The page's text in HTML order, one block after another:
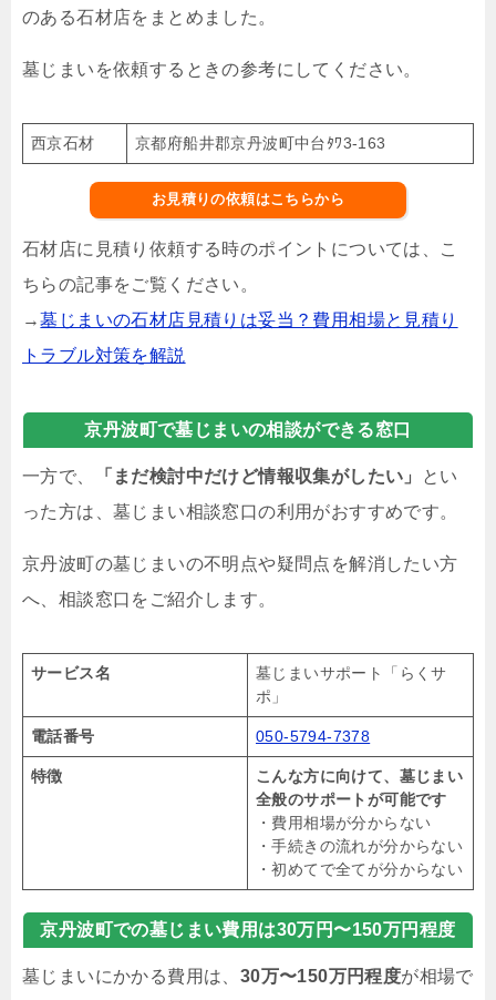
のある石材店をまとめました。
墓じまいを依頼するときの参考にしてください。
西京石材 京都府船井郡京丹波町中台ﾀﾜ3-163
お見積りの依頼はこちらから
石材店に見積り依頼する時のポイントについては、こ
ちらの記事をご覧ください。
→墓じまいの石材店見積りは妥当？費用相場と見積り
トラブル対策を解説
京丹波町で墓じまいの相談ができる窓口
一方で、 「まだ検討中だけど情報収集がしたい」
とい
った方は、墓じまい相談窓口の利用がおすすめです。
京丹波町の墓じまいの不明点や疑問点を解消したい方
へ、相談窓口をご紹介します。
サービス名
墓じまいサポート「らくサ
ポ」
電話番号 050-5794-7378
特徴
こんな方に向けて、墓じまい
全般のサポートが可能です
・費用相場が分からない
・手続きの流れが分からない
・初めてで全てが分からない
京丹波町での墓じまい費用は30万円〜150万円程度
墓じまいにかかる費用は、 30万〜150万円程度が相場で